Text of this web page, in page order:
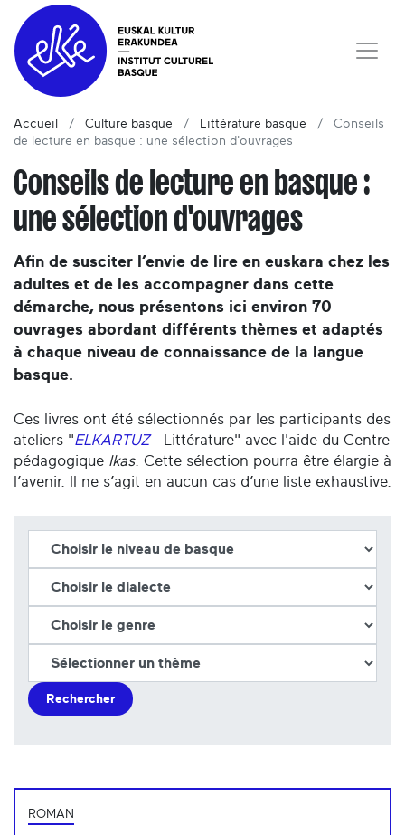
Accueil Culture basque Littérature basque
Conseils
de lecture en basque : une sélection d'ouvrages
Conseils de lecture en basque :
une sélection d'ouvrages
Afin de susciter l’envie de lire en euskara chez les
adultes et de les accompagner dans cette
démarche, nous présentons ici environ 70
ouvrages abordant différents thèmes et adaptés
à chaque niveau de connaissance de la langue
basque.
Ces livres ont été sélectionnés par les participants des
ateliers "ELKARTUZ- Littérature" avec l'aide du Centre
pédagogique Ikas. Cette sélection pourra être élargie à
l’avenir. Il ne s’agit en aucun cas d’une liste exhaustive.
Rechercher
ROMAN